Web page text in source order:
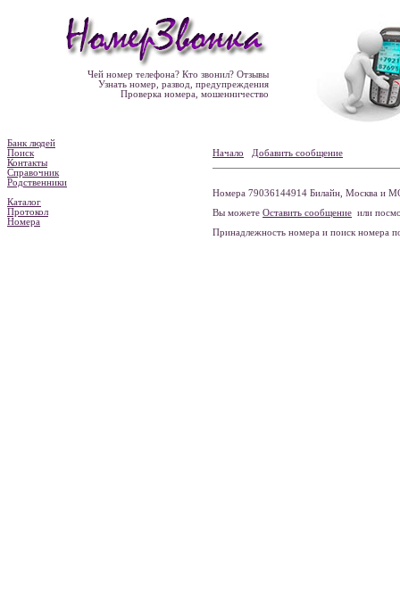
Чей номер телефона? Кто звонил? Отзывы
Узнать номер, развод, предупреждения
Проверка номера, мошенничество
Банк людей
Поиск
Контакты
Справочник
Родственники
Каталог
Протокол
Номера
Начало Добавить сообщение
Номера 79036144914 Билайн, Москва и
Вы можете Оставить сообщение или
Принадлежность номера и поиск номера